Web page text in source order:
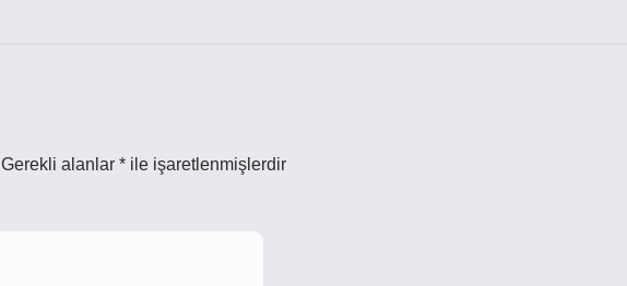
Gerekli alanlar * ile işaretlenmişlerdir